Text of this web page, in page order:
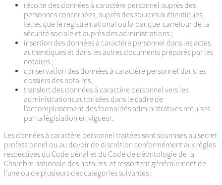
récolte des données à caractère personnel auprès des
personnes concernées, auprès des sources authentiques,
telles que le registre national ou la banque-carrefour de la
sécurité sociale et auprès des administrations ;
insertion des données à caractère personnel dans les actes
authentiques et dans les autres documents préparés par les
notaires ;
conservation des données à caractère personnel dans les
dossiers des notaires ;
transfert des données à caractère personnel vers les
administrations autorisées dans le cadre de
l’accomplissement des formalités administratives requises
par la législation en vigueur.
Les données à caractère personnel traitées sont soumises au secret
professionnel ou au devoir de discrétion conformément aux règles
respectives du Code pénal et du Code de déontologie de la
Chambre nationale des notaires et ressortent généralement de
l’une ou de plusieurs des catégories suivantes :